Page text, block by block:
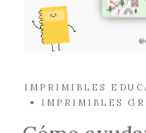
IMPRIMIBLES
IMPRIMIBLES